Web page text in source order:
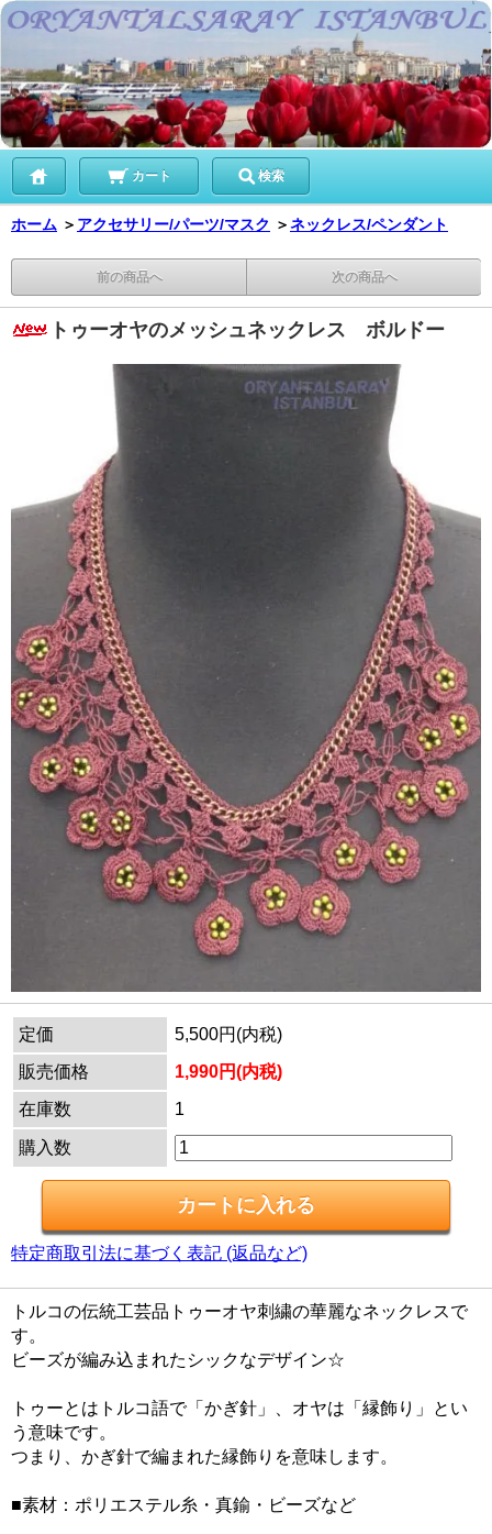
カート 検索
ホーム ＞ アクセサリー/パーツ/マスク ＞ネックレス/ペンダント
前の商品へ 次の商品へ
トゥーオヤのメッシュネックレス ボルドー
定価
5,500円(内税)
販売価格
1,990円(内税)
在庫数
1
購入数
特定商取引法に基づく表記 (返品など)
トルコの伝統工芸品トゥーオヤ刺繍の華麗なネックレスで
す。
ビーズが編み込まれたシックなデザイン☆
トゥーとはトルコ語で「かぎ針」、オヤは「縁飾り」とい
う意味です。
つまり、かぎ針で編まれた縁飾りを意味します。
■素材：ポリエステル糸・真鍮・ビーズなど